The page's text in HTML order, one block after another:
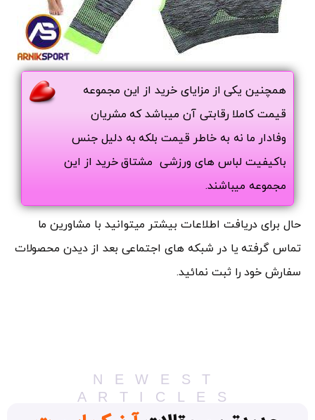
همچنین یکی از مزایای خرید از این مجموعه
قیمت کاملا رقابتی آن میباشد که مشریان
وفادار ما نه به خاطر قیمت بلکه به دلیل جنس
باکیفیت لباس های ورزشی مشتاق خرید از این
مجموعه میباشند.
حال برای دریافت اطلاعات بیشتر میتوانید با مشاورین ما
تماس گرفته یا در شبکه های اجتماعی بعد از دیدن محصولات
سفارش خود را ثبت نمائید.
NEWEST
ARTICLES